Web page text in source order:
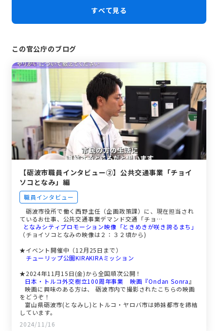
すべて見る
この官公庁のブログ
【砺波市職員インタビュー②】公共交通事業「チョイ
ソコとなみ」編
職員インタビュー
砺波市役所で働く西野主任（企画政策課）に、現在担当され
ているお仕事、公共交通事業デマンド交通「チョ…
となみシティプロモーション映像「ときめきが咲き誇るまち」
（チョイソコとなみの映像は２：３２頃から)
★イベント開催中（12月25日まで）
チューリップ公園KIRAKIRAミッション
★2024年11月15日(金)から全国順次公開！
日本・トルコ外交樹立100周年事業 映画『Ondan Sonra 』
映画に興味のある方は、 砺波市内で撮影されたこちらの映画
をどうぞ！
富山県砺波市(となみし)とトルコ・ヤロバ市は姉妹都市を締結
しています。
2024/11/16